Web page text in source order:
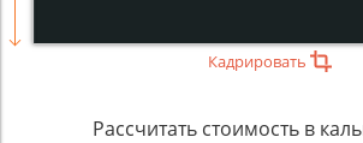
Кадрировать
Рассчитать стоимость в